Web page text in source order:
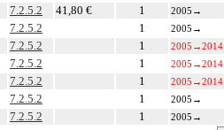
7.2.5.2 41,80 € 1 2005 →
7.2.5.2 1 2005 →
7.2.5.2 1 2005 →2014
7.2.5.2 1 2005 →2014
7.2.5.2 1 2005 →2014
7.2.5.2 1 2005 →
7.2.5.2 1 2005 →